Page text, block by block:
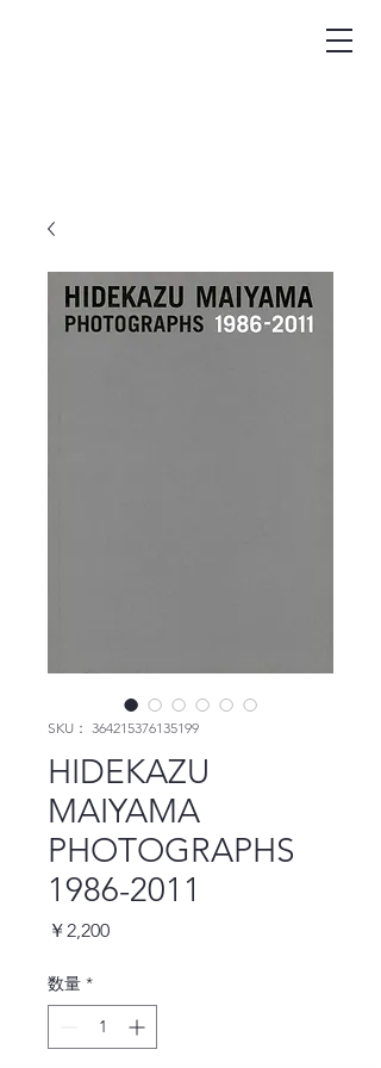
SKU： 364215376135199
HIDEKAZU
MAIYAMA
PHOTOGRAPHS
1986-2011
￥2,200価
数量 *